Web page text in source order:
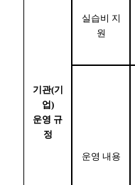
기관(기
업)
운영 규
정
실습비 지
원
운영 내용